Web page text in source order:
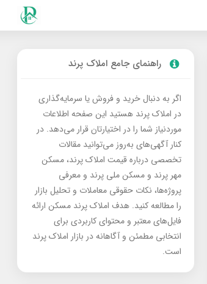
راهنمای جامع املاک پرند
اگر به دنبال خرید و فروش یا سرمایه‌گذاری
در املاک پرند هستید این صفحه اطلاعات
موردنیاز شما را در اختیارتان قرار می‌دهد. در
کنار آگهی‌های به‌روز می‌توانید مقالات
تخصصی درباره قیمت املاک پرند، مسکن
مهر پرند و مسکن ملی پرند و معرفی
پروژه‌ها، نکات حقوقی معاملات و تحلیل بازار
را مطالعه کنید. هدف املاک پرند مسکن ارائه
فایل‌های معتبر و محتوای کاربردی برای
انتخابی مطمئن و آگاهانه در بازار املاک پرند
است.